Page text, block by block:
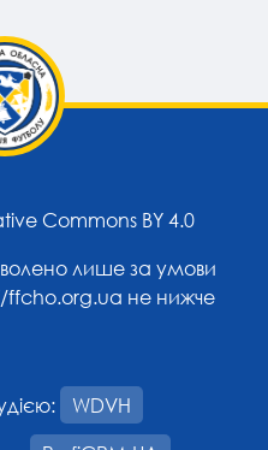
Commons BY 4.0
лише за умови
ffcho.org.ua не нижче
WDVH